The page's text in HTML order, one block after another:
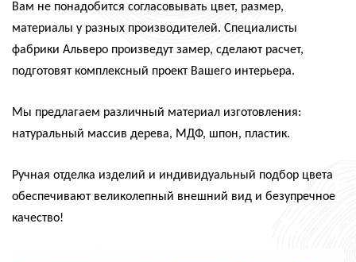
Вам не понадобится согласовывать цвет, размер,
материалы у разных производителей. Специалисты
фабрики Альверо произведут замер, сделают расчет,
подготовят комплексный проект Вашего интерьера.
Мы предлагаем различный материал изготовления:
натуральный массив дерева, МДФ, шпон, пластик.
Ручная отделка изделий и индивидуальный подбор цвета
обеспечивают великолепный внешний вид и безупречное
качество!